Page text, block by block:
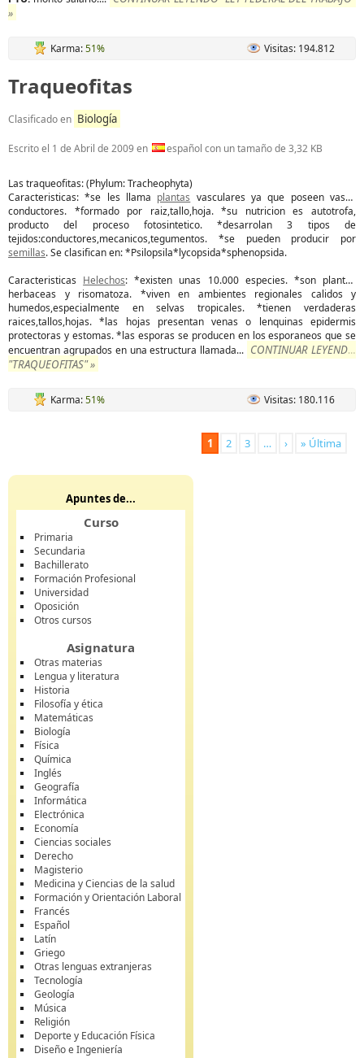
»
Karma:51% Visitas: 194.812
Traqueofitas
Clasificado en Biología
Escrito el 1 de Abril de 2009en español con un tamaño de 3,32 KB
Las traqueofitas: (Phylum: Tracheophyta)
Caracteristicas: *se les llama plantas vasculares ya que poseen vasos
conductores. *formado por raiz,tallo,hoja. *su nutricion es autotrofa,
producto del proceso fotosintetico. *desarrolan 3 tipos de
tejidos:conductores,mecanicos,tegumentos. *se pueden producir por
semillas. Se clasifican en: *Psilopsila*lycopsida*sphenopsida.
Caracteristicas Helechos: *existen unas 10.000 especies. *son plantas
herbaceas y risomatoza. *viven en ambientes regionales calidos y
humedos,especialmente en selvas tropicales. *tienen verdaderas
raices,tallos,hojas. *las hojas presentan venas o lenquinas epidermis
protectoras y estomas. *las esporas se producen en los esporaneos que se
encuentran agrupados en una estructura llamada... CONTINUAR LEYENDO
"TRAQUEOFITAS" »
Karma:51% Visitas: 180.116
1 2 3 … › » Última
Apuntes de...
Curso
Primaria
Secundaria
Bachillerato
Formación Profesional
Universidad
Oposición
Otros cursos
Asignatura
Otras materias
Lengua y literatura
Historia
Filosofía y ética
Matemáticas
Biología
Física
Química
Inglés
Geografía
Informática
Electrónica
Economía
Ciencias sociales
Derecho
Magisterio
Medicina y Ciencias de la salud
Formación y Orientación Laboral
Francés
Español
Latín
Griego
Otras lenguas extranjeras
Tecnología
Geología
Música
Religión
Deporte y Educación Física
Diseño e Ingeniería